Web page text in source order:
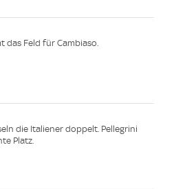
das Feld für Cambiaso.
die Italiener doppelt. Pellegrini
Platz.